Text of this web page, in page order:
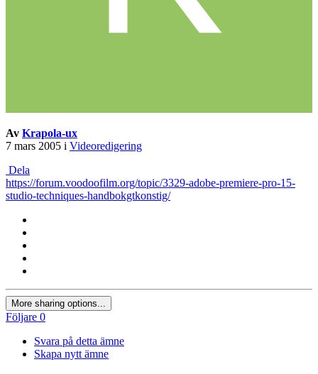
Av Krapola-ux
7 mars 2005 i Videoredigering
Dela
https://forum.voodoofilm.org/topic/3329-adobe-premiere-pro-15-
studio-techniques-handbokgtkonstig/
More sharing options...
Följare 0
Svara på detta ämne
Skapa nytt ämne